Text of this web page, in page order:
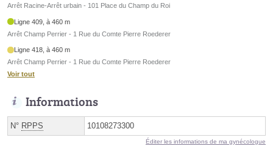
Arrêt Racine-Arrêt urbain - 101 Place du Champ du Roi
Ligne 409, à 460 m
Arrêt Champ Perrier - 1 Rue du Comte Pierre Roederer
Ligne 418, à 460 m
Arrêt Champ Perrier - 1 Rue du Comte Pierre Roederer
Voir tout
Informations
N° RPPS 10108273300
Éditer les informations de ma gynécologue